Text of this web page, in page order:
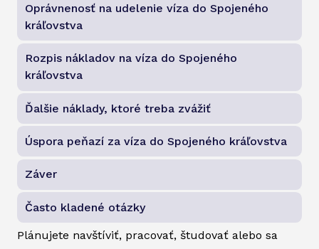
Oprávnenosť na udelenie víza do Spojeného
kráľovstva
Rozpis nákladov na víza do Spojeného
kráľovstva
Ďalšie náklady, ktoré treba zvážiť
Úspora peňazí za víza do Spojeného kráľovstva
Záver
Často kladené otázky
Plánujete navštíviť, pracovať, študovať alebo sa